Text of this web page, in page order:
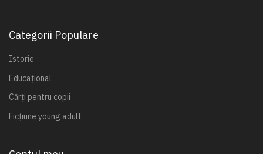
Categorii Populare
Istorie
Educațional
Cărți pentru copii
Ficțiune young adult